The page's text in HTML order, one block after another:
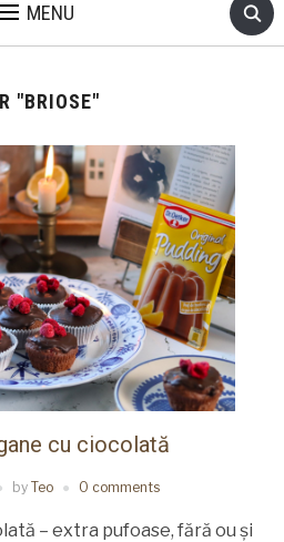
MENU
"BRIOSE"
cu ciocolată
by Teo 0 comments
– extra pufoase, fără ou și